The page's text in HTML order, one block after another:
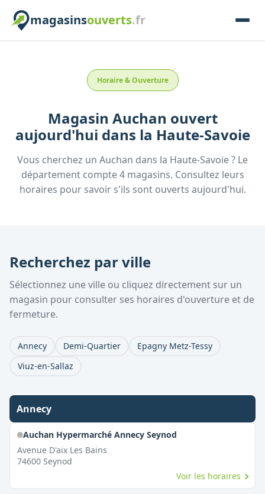
magasinsouverts.fr
Horaire & Ouverture
Magasin Auchan ouvert
aujourd'hui dans la Haute-Savoie
Vous cherchez un Auchan dans la Haute-Savoie? Le
département compte4magasins. Consultez leurs
horaires pour savoir s'ils sont ouverts aujourd'hui.
Recherchez par ville
Sélectionnez une ville ou cliquez directement sur un
magasin pour consulter ses horaires d'ouverture et de
fermeture.
Annecy Demi-Quartier
Epagny Metz-Tessy
Viuz-en-Sallaz
Annecy
Auchan Hypermarché Annecy Seynod
Avenue D'aix Les Bains
74600 Seynod
Voir les horaires